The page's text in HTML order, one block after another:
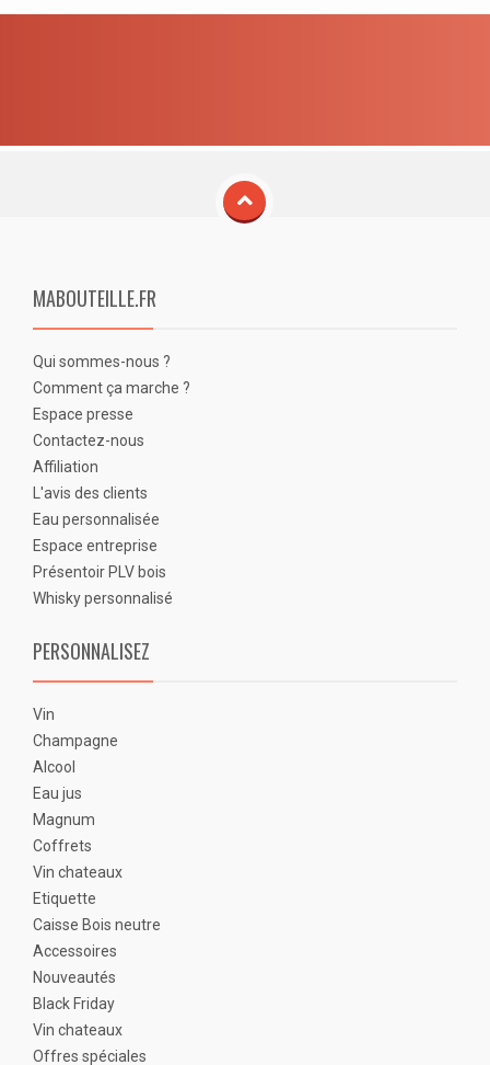
MABOUTEILLE.FR
Qui sommes-nous ?
Comment ça marche ?
Espace presse
Contactez-nous
Affiliation
L'avis des clients
Eau personnalisée
Espace entreprise
Présentoir PLV bois
Whisky personnalisé
PERSONNALISEZ
Vin
Champagne
Alcool
Eau jus
Magnum
Coffrets
Vin chateaux
Etiquette
Caisse Bois neutre
Accessoires
Nouveautés
Black Friday
Vin chateaux
Offres spéciales